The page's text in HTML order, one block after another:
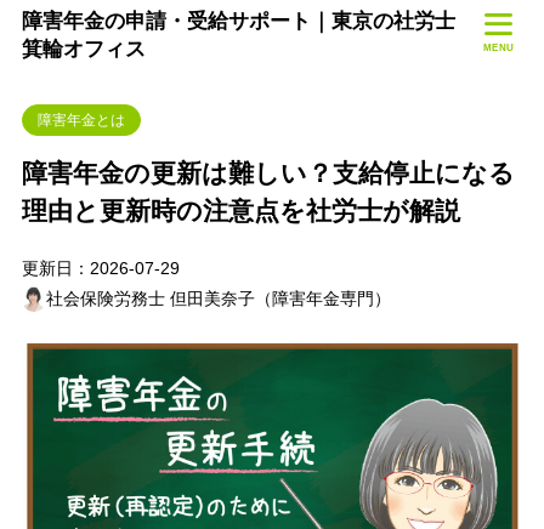
障害年金の申請・受給サポート｜東京の社労士
箕輪オフィス
MENU
障害年金とは
障害年金の更新は難しい？支給停止になる
理由と更新時の注意点を社労士が解説
更新日：2026-07-29
社会保険労務士 但田美奈子（障害年金専門）